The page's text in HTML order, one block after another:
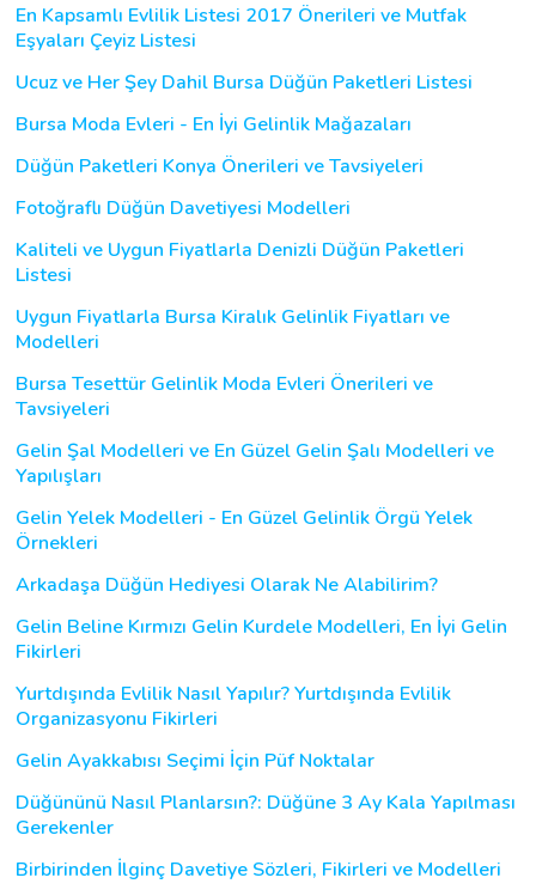
En Kapsamlı Evlilik Listesi 2017 Önerileri ve Mutfak
Eşyaları Çeyiz Listesi
Ucuz ve Her Şey Dahil Bursa Düğün Paketleri Listesi
Bursa Moda Evleri - En İyi Gelinlik Mağazaları
Düğün Paketleri Konya Önerileri ve Tavsiyeleri
Fotoğraflı Düğün Davetiyesi Modelleri
Kaliteli ve Uygun Fiyatlarla Denizli Düğün Paketleri
Listesi
Uygun Fiyatlarla Bursa Kiralık Gelinlik Fiyatları ve
Modelleri
Bursa Tesettür Gelinlik Moda Evleri Önerileri ve
Tavsiyeleri
Gelin Şal Modelleri ve En Güzel Gelin Şalı Modelleri ve
Yapılışları
Gelin Yelek Modelleri - En Güzel Gelinlik Örgü Yelek
Örnekleri
Arkadaşa Düğün Hediyesi Olarak Ne Alabilirim?
Gelin Beline Kırmızı Gelin Kurdele Modelleri, En İyi Gelin
Fikirleri
Yurtdışında Evlilik Nasıl Yapılır? Yurtdışında Evlilik
Organizasyonu Fikirleri
Gelin Ayakkabısı Seçimi İçin Püf Noktalar
Düğününü Nasıl Planlarsın?: Düğüne 3 Ay Kala Yapılması
Gerekenler
Birbirinden İlginç Davetiye Sözleri, Fikirleri ve Modelleri